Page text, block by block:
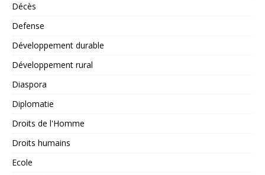
Décès
Defense
Développement durable
Développement rural
Diaspora
Diplomatie
Droits de l'Homme
Droits humains
Ecole